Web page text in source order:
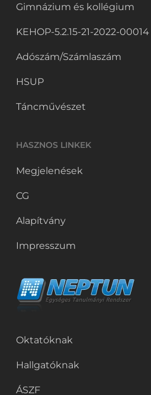
Gimnázium és kollégium
KEHOP-5.2.15-21-2022-00014
Adószám/Számlaszám
HSUP
Táncművészet
HASZNOS LINKEK
Megjelenések
CG
Alapítvány
Impresszum
Oktatóknak
Hallgatóknak
ÁSZF